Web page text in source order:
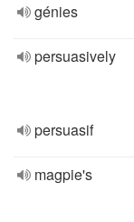
génies
persuasively
persuasif
magpie's